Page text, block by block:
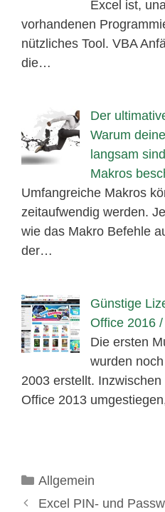
Excel ist,
vorhandenen
nützliches Tool. VBA
die…
Der
Warum
langsam
Makros
Umfangreiche Makros
zeitaufwendig werden.
wie das Makro Befehle
der…
Günstige
Office 2016
Die ersten
wurden
2003 erstellt.
Office 2013
Kategorien
Allgemein
Excel PIN- und